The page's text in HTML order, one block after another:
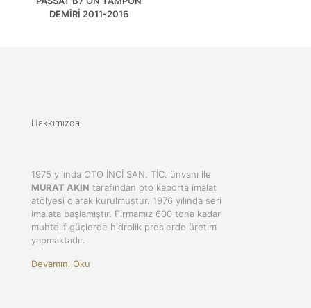
DEMİRİ 2011-2016
Hakkımızda
1975 yılında OTO İNCİ SAN. TİC. ünvanı ile
MURAT AKIN tarafından oto kaporta imalat
atölyesi olarak kurulmuştur. 1976 yılında seri
imalata başlamıştır. Firmamız 600 tona kadar
muhtelif güçlerde hidrolik preslerde üretim
yapmaktadır.
Devamını Oku